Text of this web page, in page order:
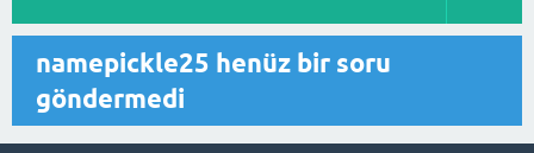
namepickle25 henüz bir soru
göndermedi